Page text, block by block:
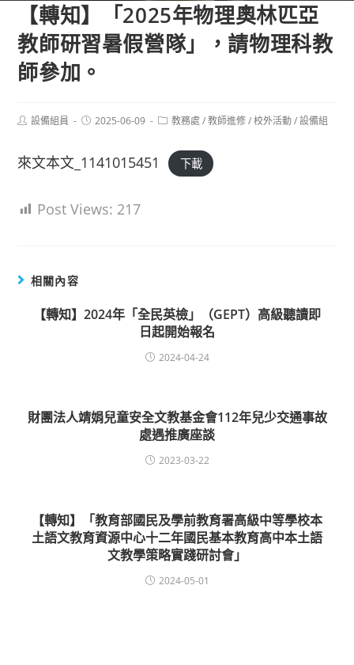
【轉知】「2025年物理奧林匹亞
教師研習暑假營隊」，請物理科教
師參加。
Post設備組員
Post2025-06-09
Post教務處 / 教師進修 / 校外活動 / 設備組
來文本文_1141015451 下載
Post Views: 217
相關內容
【轉知】2024年「全民英檢」（GEPT）高級聽讀即
日起開始報名
2024-04-24
財團法人靖娟兒童安全文教基金會112年兒少交通事故
處遇推廣座談
2023-03-22
【轉知】「教育部國民及學前教育署高級中等學校本
土語文教育資源中心十二年國民基本教育高中本土語
文教學策略實踐研討會」
2024-05-01